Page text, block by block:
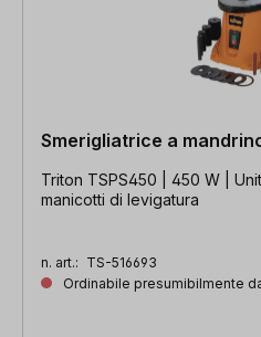
Smerigliatrice a
Triton TSPS450 | 450 W |
manicotti di levigatura
n. art.: TS-516693
Ordinabile presumibilmente